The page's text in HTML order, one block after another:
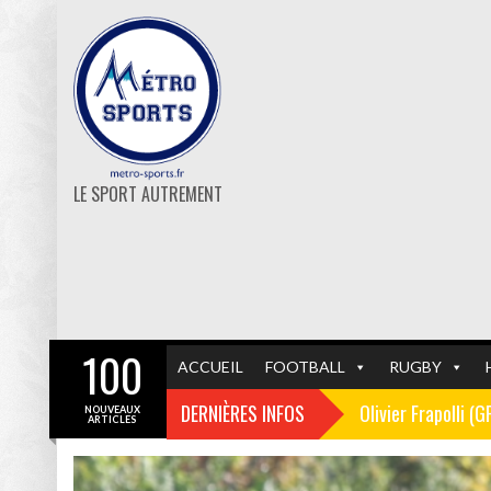
LE SPORT AUTREMENT
ACCUEIL FOOTBALL RUGBY
DERNIÈRES INFOS Olivier Frapolli
Christophe
100
NOUVEAUX
ARTICLES
GF38 FOOTBALL